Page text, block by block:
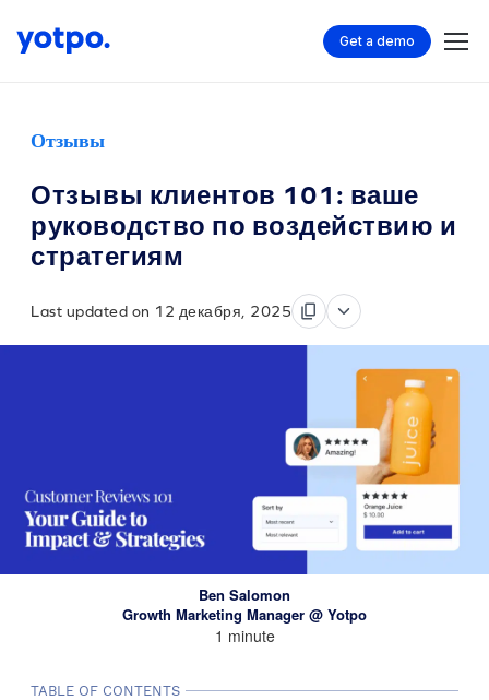
Get a demo
Отзывы
Отзывы клиентов 101: ваше
руководство по воздействию и
стратегиям
Last updated on 12 декабря, 2025
Ben Salomon
Growth Marketing Manager @ Yotpo
1 minute
TABLE OF CONTENTS